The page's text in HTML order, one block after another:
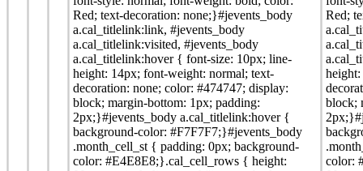
Red; text-decoration: none;}#jevents_body
a.cal_titlelink:link, #jevents_body
a.cal_titlelink:visited, #jevents_body
a.cal_titlelink:hover { font-size: 10px; line-
height: 14px; font-weight: normal; text-
decoration: none; color: #474747; display:
block; margin-bottom: 1px; padding:
2px;}#jevents_body a.cal_titlelink:hover {
background-color: #F7F7F7;}#jevents_body
.month_cell_st { padding: 0px; background-
color: #E4E8E8;}.cal_cell_rows { height:
Red;
block;
color: